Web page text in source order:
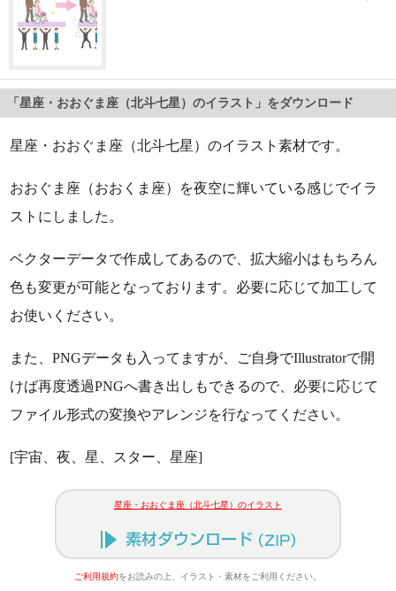
「星座・おおぐま座（北斗七星）のイラスト」をダウンロード
星座・おおぐま座（北斗七星）のイラスト素材です。
おおぐま座（おおくま座）を夜空に輝いている感じでイラ
ストにしました。
ベクターデータで作成してあるので、拡大縮小はもちろん
色も変更が可能となっております。必要に応じて加工して
お使いください。
また、PNGデータも入ってますが、ご自身でIllustratorで開
けば再度透過PNGへ書き出しもできるので、必要に応じて
ファイル形式の変換やアレンジを行なってください。
[宇宙、夜、星、スター、星座]
星座・おおぐま座（北斗七星）のイラスト
ご利用規約をお読みの上、イラスト・素材をご利用ください。